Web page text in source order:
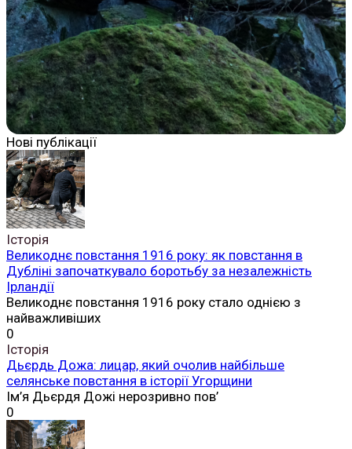
Нові публікації
Історія
Великоднє повстання 1916 року: як повстання в
Дубліні започаткувало боротьбу за незалежність
Ірландії
Великоднє повстання 1916 року стало однією з
найважливіших
0
Історія
Дьєрдь Дожа: лицар, який очолив найбільше
селянське повстання в історії Угорщини
Ім’я Дьєрдя Дожі нерозривно пов’
0